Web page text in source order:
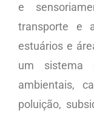
e
transporte e
estuários e
um sistema
ambientais,
poluição,